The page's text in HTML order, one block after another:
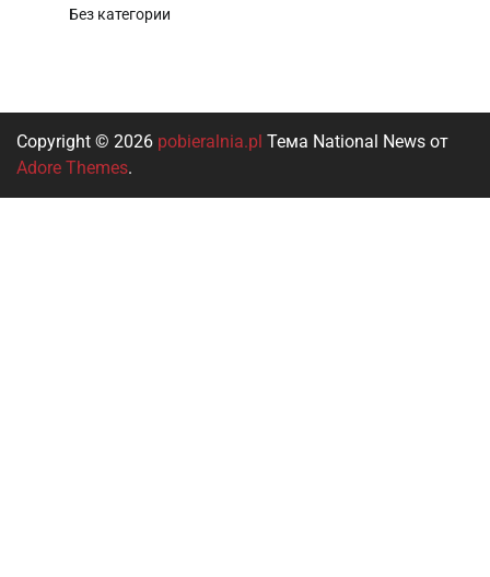
Без категории
Copyright © 2026 pobieralnia.pl Тема National News от
Adore Themes.